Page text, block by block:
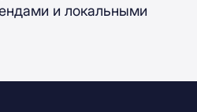
и локальными